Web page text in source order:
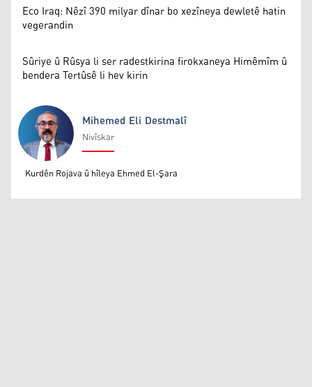
Eco Iraq: Nêzî 390 milyar dînar bo xezîneya dewletê hatin
vegerandin
Sûriye û Rûsya li ser radestkirina firokxaneya Himêmîm û
bendera Tertûsê li hev kirin
Mihemed Eli Destmalî
Mihemed Eli Destmalî
Nivîskar
Kurdên Rojava û hîleya Ehmed El-Şara